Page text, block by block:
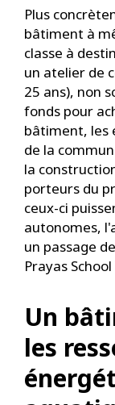
Plus
bâtiment à
classe à
un atelier de
25 ans), non
fonds pour
bâtiment, les
de la
la
porteurs du
ceux-ci
autonomes,
un passage
Prayas
Un
les